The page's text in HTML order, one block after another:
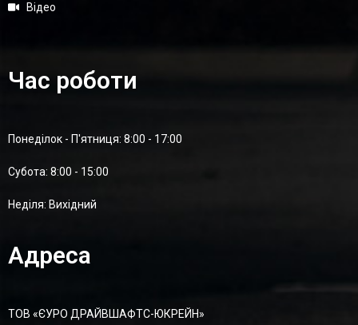
Відео
Час роботи
Понеділок - П'ятниця: 8:00 - 17:00
Суботa: 8:00 - 15:00
Неділя: Вихідний
Адреса
ТОВ «ЄУРО ДРАЙВШАФТC-ЮКРЕЙН»